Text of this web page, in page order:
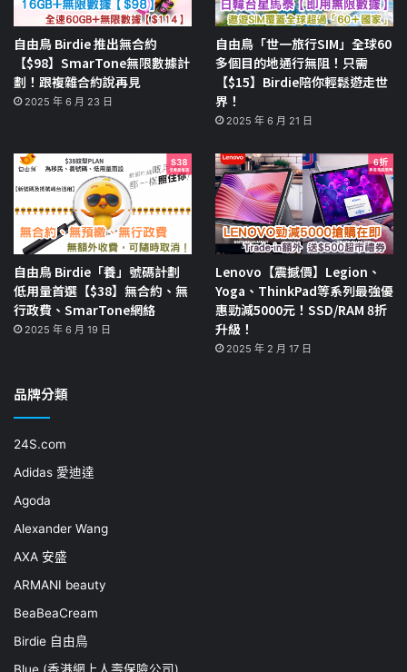
自由鳥 Birdie 推出無合約
【$98】SmarTone無限數據計
劃！跟複雜合約說再見
2025 年 6 月 23 日
自由鳥「世一旅行SIM」全球60
多個目的地通行無阻！只需
【$15】Birdie陪你輕鬆遊走世
界！
2025 年 6 月 21 日
自由鳥 Birdie「養」號碼計劃
低用量首選【$38】無合約、無
行政費、SmarTone網絡
2025 年 6 月 19 日
Lenovo【震撼價】Legion、
Yoga、ThinkPad等系列最強優
惠勁減5000元！SSD/RAM 8折
升級！
2025 年 2 月 17 日
品牌分類
24S.com
Adidas 愛迪達
Agoda
Alexander Wang
AXA 安盛
ARMANI beauty
BeaBeaCream
Birdie 自由鳥
Blue (香港網上人壽保險公司)